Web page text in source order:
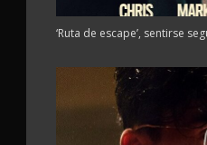
‘Ruta de escape’, sentirse